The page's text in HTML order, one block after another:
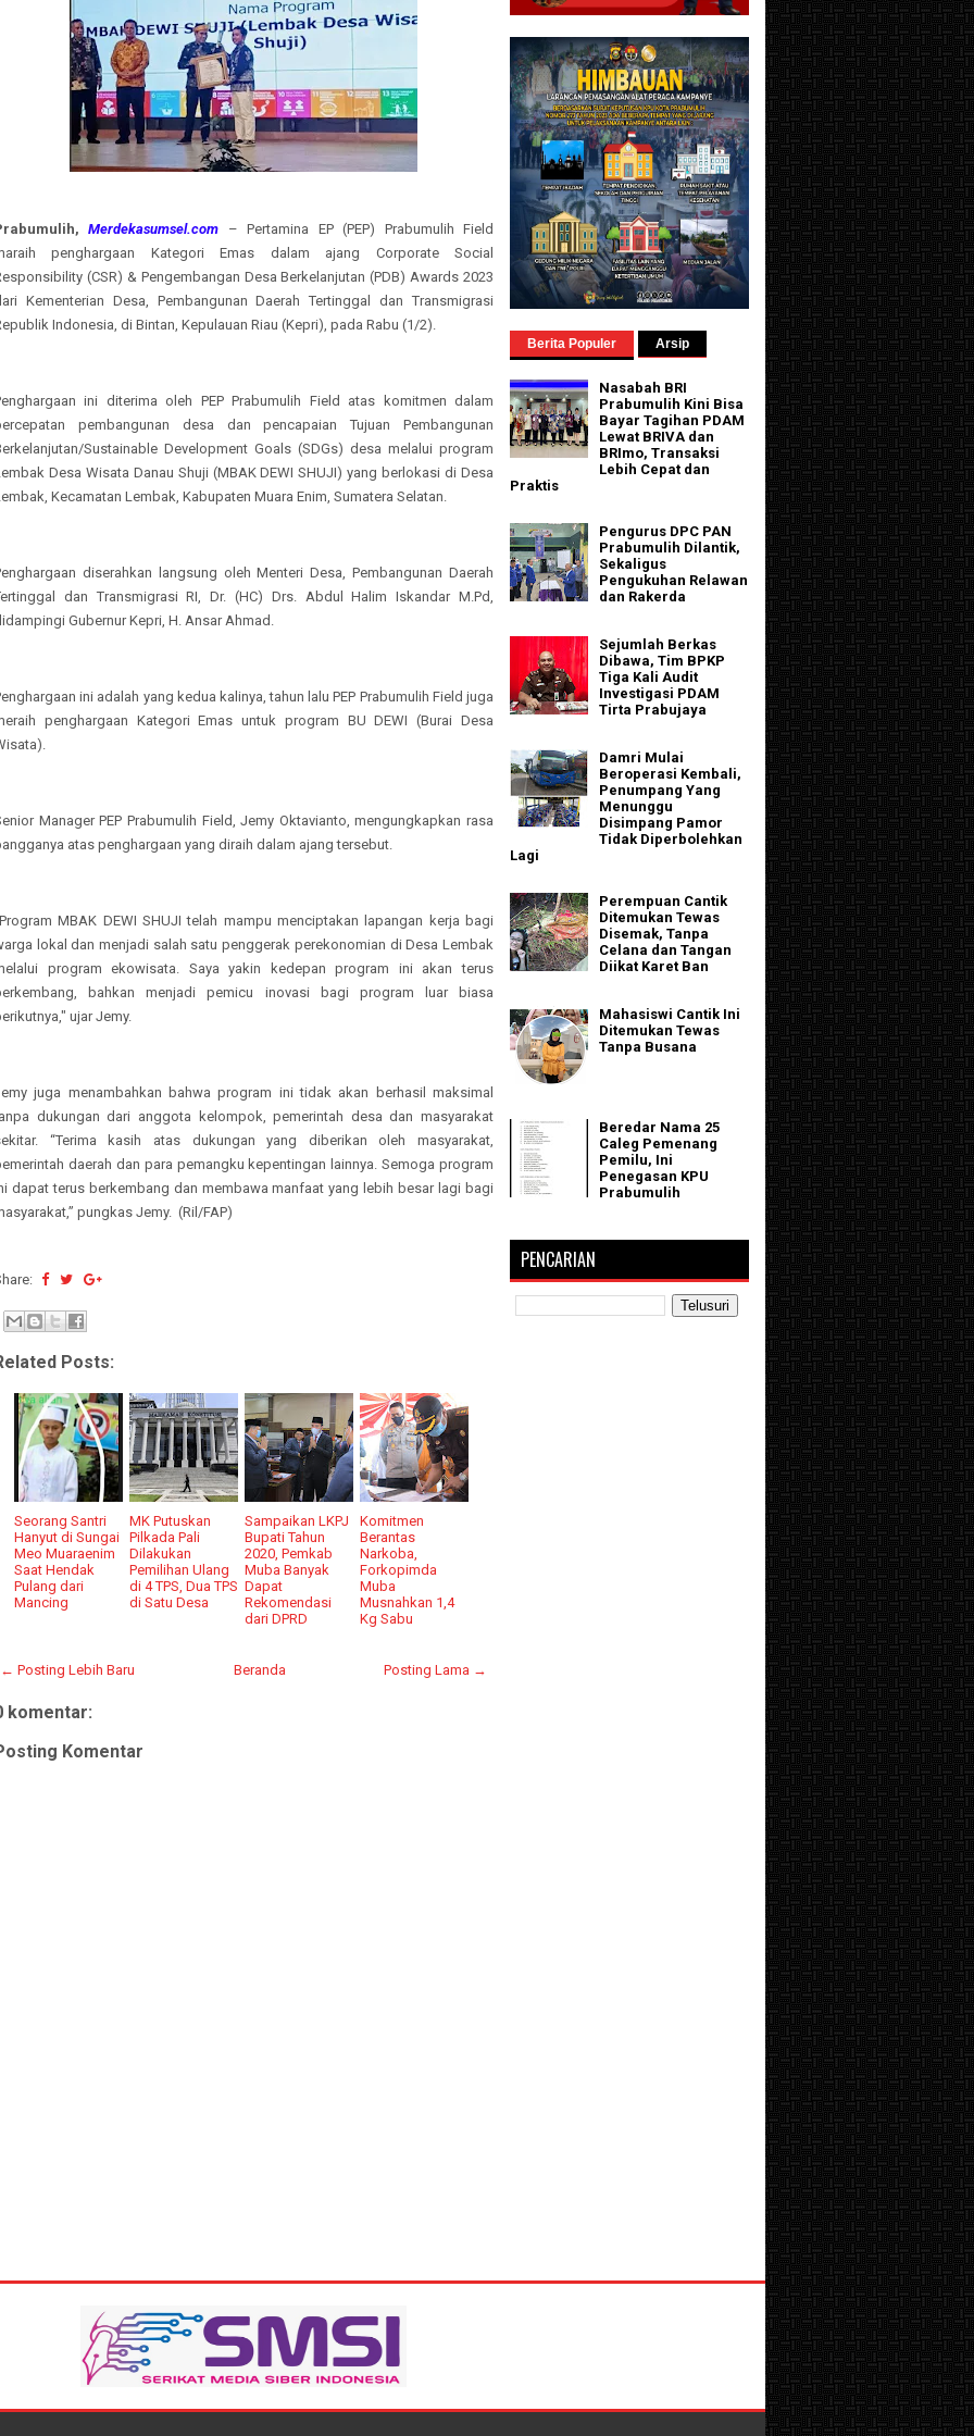
Merdekasumsel.com – Pertamina EP (PEP) Prabumulih Field
penghargaan Kategori Emas dalam ajang Corporate Social
(CSR) & Pengembangan Desa Berkelanjutan (PDB) Awards 2023
Kementerian Desa, Pembangunan Daerah Tertinggal dan Transmigrasi
Indonesia, di Bintan, Kepulauan Riau (Kepri), pada Rabu (1/2).
ini diterima oleh PEP Prabumulih Field atas komitmen dalam
pembangunan desa dan pencapaian Tujuan Pembangunan
Sustainable Development Goals (SDGs) desa melalui program
Desa Wisata Danau Shuji (MBAK DEWI SHUJI) yang berlokasi di Desa
Kecamatan Lembak, Kabupaten Muara Enim, Sumatera Selatan.
diserahkan langsung oleh Menteri Desa, Pembangunan Daerah
dan Transmigrasi RI, Dr. (HC) Drs. Abdul Halim Iskandar M.Pd,
Gubernur Kepri, H. Ansar Ahmad.
ini adalah yang kedua kalinya, tahun lalu PEP Prabumulih Field juga
penghargaan Kategori Emas untuk program BU DEWI (Burai Desa
Manager PEP Prabumulih Field, Jemy Oktavianto, mengungkapkan rasa
atas penghargaan yang diraih dalam ajang tersebut.
MBAK DEWI SHUJI telah mampu menciptakan lapangan kerja bagi
lokal dan menjadi salah satu penggerak perekonomian di Desa Lembak
program ekowisata. Saya yakin kedepan program ini akan terus
bahkan menjadi pemicu inovasi bagi program luar biasa
ujar Jemy.
juga menambahkan bahwa program ini tidak akan berhasil maksimal
dukungan dari anggota kelompok, pemerintah desa dan masyarakat
“Terima kasih atas dukungan yang diberikan oleh masyarakat,
daerah dan para pemangku kepentingan lainnya. Semoga program
dapat terus berkembang dan membawa manfaat yang lebih besar lagi bagi
pungkas Jemy. (Ril/FAP)
Posts:
Seorang Santri
Hanyut di Sungai
Meo Muaraenim
Saat Hendak
Pulang dari
Mancing
MK Putuskan
Pilkada Pali
Dilakukan
Pemilihan Ulang
di 4 TPS, Dua TPS
di Satu Desa
Sampaikan LKPJ
Bupati Tahun
2020, Pemkab
Muba Banyak
Dapat
Rekomendasi
dari DPRD
Komitmen
Berantas
Narkoba,
Forkopimda
Muba
Musnahkan 1,4
Kg Sabu
← Posting Lebih Baru Posting Lama →
Beranda
komentar:
Komentar
Berita Populer Arsip
Nasabah BRI
Prabumulih Kini Bisa
Bayar Tagihan PDAM
Lewat BRIVA dan
BRImo, Transaksi
Lebih Cepat dan
Praktis
Pengurus DPC PAN
Prabumulih Dilantik,
Sekaligus
Pengukuhan Relawan
dan Rakerda
Sejumlah Berkas
Dibawa, Tim BPKP
Tiga Kali Audit
Investigasi PDAM
Tirta Prabujaya
Damri Mulai
Beroperasi Kembali,
Penumpang Yang
Menunggu
Disimpang Pamor
Tidak Diperbolehkan
Lagi
Perempuan Cantik
Ditemukan Tewas
Disemak, Tanpa
Celana dan Tangan
Diikat Karet Ban
Mahasiswi Cantik Ini
Ditemukan Tewas
Tanpa Busana
Beredar Nama 25
Caleg Pemenang
Pemilu, Ini
Penegasan KPU
Prabumulih
PENCARIAN